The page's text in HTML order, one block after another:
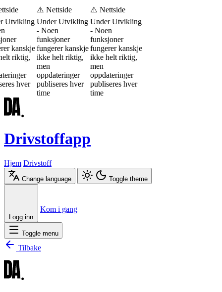
Utvikling
kanskje
riktig,
hver
⚠️ Nettside
Under Utvikling
- Noen
funksjoner
fungerer kanskje
ikke helt riktig,
men
oppdateringer
publiseres hver
time
⚠️ Nettside
Under Utvikling
- Noen
funksjoner
fungerer kanskje
ikke helt riktig,
men
oppdateringer
publiseres hver
time
Drivstoffapp
Hjem Drivstoff
Change language Toggle theme
Logg inn
Kom i gang
Toggle menu
Tilbake